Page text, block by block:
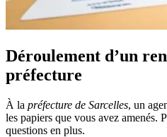
Déroulement d’un
préfecture
À la préfecture de Sarcelles, un
les papiers que vous avez amenés.
questions en plus.